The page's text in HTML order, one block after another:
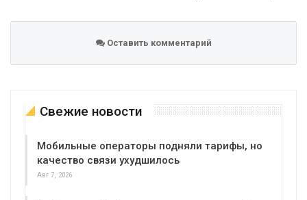
Оставить комментарий
Свежие новости
Мобильные операторы подняли тарифы, но
качество связи ухудшилось
Авг 7, 2026